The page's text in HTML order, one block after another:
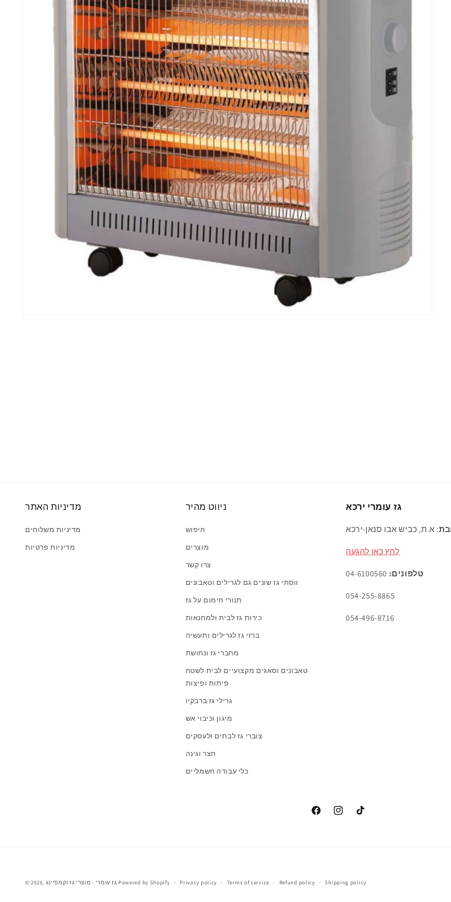
מדיניות האתר
מדיניות משלוחים
מדיניות פרטיות
ניווט מהיר
חיפוש
מוצרים
צרו קשר
ווסתי גז שונים גם לגרילים וטאבונים
תנורי חימום על גז
כירות גז לבית ולמחנאות
ברזי גז לגרילים ותעשיה
מחברי גז ונחושת
טאבונים וסאגים מקצועיים לבית לשטח
פיתות ופיצות
גרילי גז ברבקיו
מיגון וכיבוי אש
צוברי גז לבתים ולעסקים
חצר וגינה
כלי עבודה חשמליים
גז עומרי ירכא
: א.ת, כביש אבו סנאן-ירכא
לחץ כאן להגעה
טלפונים:
054-255-8865
054-496-8716
© 2026, גז עומרי - מוצרי גז וקמפיינג Powered by Shopify Privacy policy Terms of service Refund policy Shipping policy